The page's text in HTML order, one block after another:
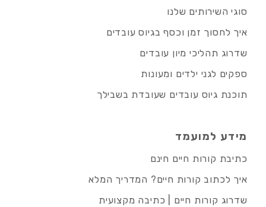
סוגי השירותים שלנו
איך לחסוך זמן וכסף בגיוס עובדים
שדרוג תהליכי מיון עובדים
ספקים לגני ילדים ומעונות
תוכנת גיוס עובדים שעובדת בשבילך
מידע למועמד
כתיבת קורות חיים חינם
איך לכתוב קורות חיים? המדריך המלא
שדרוג קורות חיים | כתיבה מקצועית